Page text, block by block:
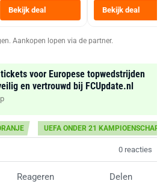
Bekijk deal
Heteluchtfriteuse
Zwart
Bekijk deal
Aankopen lopen via de partner.
voor Europese topwedstrijden
en vertrouwd bij FCUpdate.nl
UEFA ONDER 21 KAMPIOENSCHAP
0 reacties
Reageren Delen